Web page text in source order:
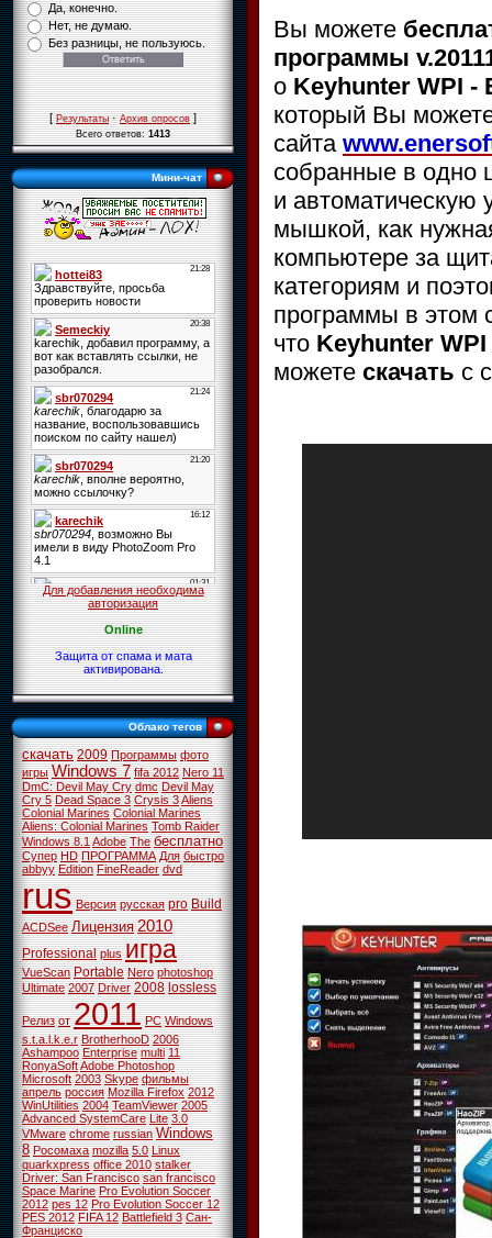
Да, конечно.
Нет, не думаю.
Без разницы, не пользуюсь.
[Результаты·Архив опросов]
Всего ответов:1413
Мини-чат
Для добавления необходима
авторизация
Online
Защита от спама и мата
активирована.
Облако тегов
скачать 2009 Программы фото
игры Windows 7 fifa 2012 Nero 11
DmC: Devil May Cry dmc Devil May
Cry 5 Dead Space 3 Crysis 3Aliens
Colonial Marines Colonial Marines
Aliens: Colonial Marines Tomb Raider
Windows 8.1Adobe The бесплатно
Супер HD ПРОГРАММА Для быстро
abbyy Edition FineReader dvd
rus Версия русская pro Build
ACDSee Лицензия 2010
Professional plus игра
VueScan Portable Nero photoshop
Ultimate 2007 Driver 2008 lossless
Релиз от 2011 PC Windows
s.t.a.l.k.e.r BrotherhooD 2006
Ashampoo Enterprise multi 11
RonyaSoftAdobe Photoshop
Microsoft 2003 Skype фильмы
апрель россия Mozilla Firefox 2012
WinUtilities 2004 TeamViewer 2005
Advanced SystemCare Lite 3.0
VMware chrome russian Windows
8 Росомаха mozilla 5.0 Linux
quarkxpress office 2010 stalker
Driver: San Francisco san francisco
Space Marine Pro Evolution Soccer
2012 pes 12 Pro Evolution Soccer 12
PES 2012 FIFA 12 Battlefield 3 Сан-
Франциско
Вы можете
программы
о Keyhunter WPI -
который Вы
сайта
собранные в одно
и автоматическую
мышкой, как
компьютере за
категориям и
программы в этом
что Keyhunter
можете скачать с